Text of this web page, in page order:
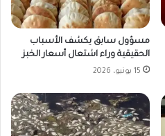
مسؤول سابق يكشف الأسباب
الحقيقية وراء اشتعال أسعار الخبز
15 يونيو، 2026